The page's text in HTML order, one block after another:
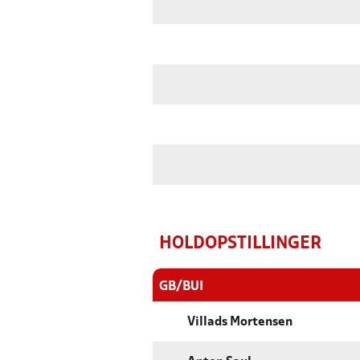
HOLDOPSTILLINGER
GB/BUI
Villads Mortensen